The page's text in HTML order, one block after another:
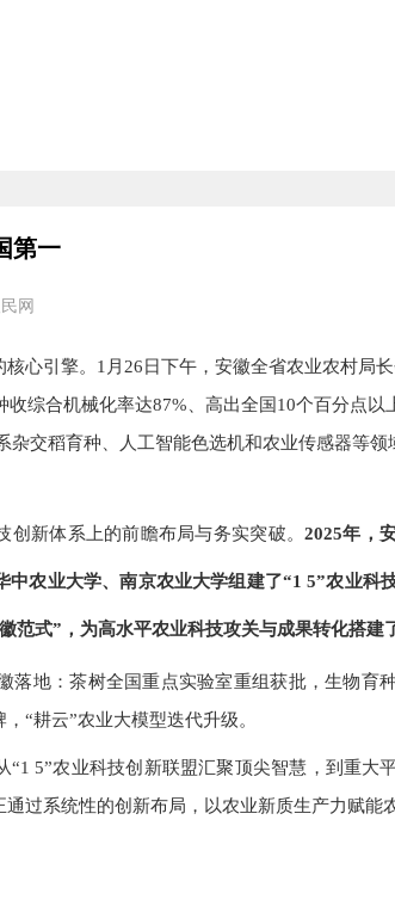
第一
网
心引擎。1月26日下午，安徽全省农业农村局
综合机械化率达87%、高出全国10个百分点以
杂交稻育种、人工智能色选机和农业传感器等领
创新体系上的前瞻布局与务实突破。2025年，
农业大学、南京农业大学组建了“1 5”农业科
范式”，为高水平农业科技攻关与成果转化搭建
落地：茶树全国重点实验室重组获批，生物育
“耕云”农业大模型迭代升级。
5”农业科技创新联盟汇聚顶尖智慧，到重大
过系统性的创新布局，以农业新质生产力赋能